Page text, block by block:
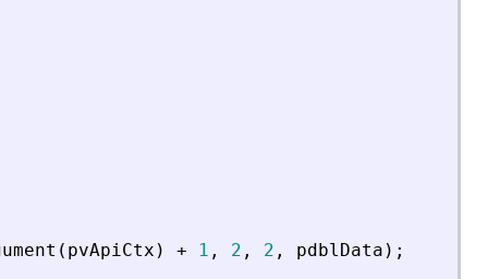
( pvApiCtx ) + 1 , 2 , 2 , pdblData ) ;